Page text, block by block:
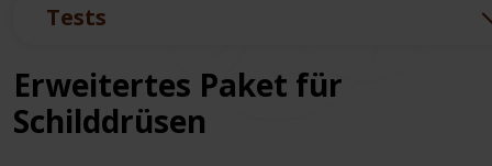
Tests
Erweitertes Paket für
Schilddrüsen